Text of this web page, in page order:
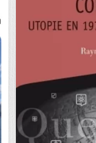
ET DU
LUC BOYER|